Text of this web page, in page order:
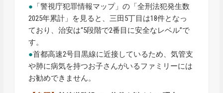
● 「警視庁犯罪情報マップ」の「全刑法犯発生数
2025年累計」を見ると、三田5丁目は18件となっ
ており、治安は“5段階で2番目に安全なレベル”で
す。
●首都高速2号目黒線に近接しているため、気管支
や肺に病気を持つお子さんがいるファミリーには
お勧めできません。